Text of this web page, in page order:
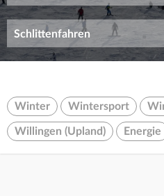
Schlittenfahren
Winter Wintersport
Willingen (Upland) Energie